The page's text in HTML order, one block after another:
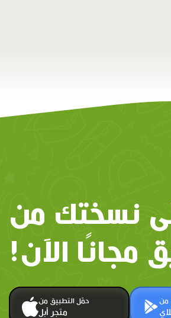
نسختك من
مجانًا الآن!
حمّل التطبيق من
متجر أبل
من